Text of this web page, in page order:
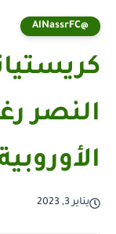
@AlNassrFC
النصر
يناير 3, 2023